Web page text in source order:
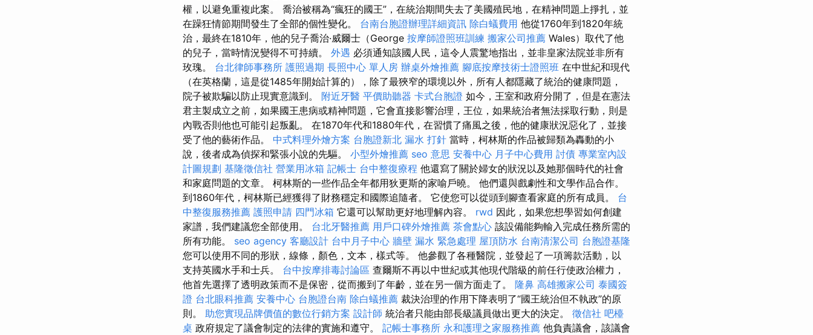
權，以避免重複此案。 喬治被稱為“瘋狂的國王”，在統治期間失去了美國殖民地，在精神問題上掙扎，並
在躁狂情節期間發生了全部的個性變化。 台南台胞證辦理詳細資訊 除白蟻費用 他從1760年到1820年統
治，最終在1810年，他的兒子喬治·威爾士（George 按摩師證照班訓練 搬家公司推薦 Wales）取代了他
的兒子，當時情況變得不可持續。 外遇 必須通知該國人民，這令人震驚地指出，並非皇家法院並非所有
玫瑰。 台北律師事務所 護照過期 長照中心 單人房 辦桌外燴推薦 腳底按摩技術士證照班 在中世紀和現代
（在英格蘭，這是從1485年開始計算的），除了最狹窄的環境以外，所有人都隱藏了統治的健康問題，
院子被欺騙以防止現實意識到。 附近牙醫 平價助聽器 卡式台胞證 如今，王室和政府分開了，但是在憲法
君主製成立之前，如果國王患病或精神問題，它會直接影響治理，王位，如果統治者無法採取行動，則是
內戰否則他也可能引起叛亂。 在1870年代和1880年代，在習慣了痛風之後，他的健康狀況惡化了，並接
受了他的藝術作品。 中式料理外燴方案 台胞證新北 漏水 打針 當時，柯林斯的作品被歸類為轟動的小
說，後者成為偵探和緊張小說的先驅。 小型外燴推薦 seo 意思 安養中心 月子中心費用 討債 專業室內設
計圖規劃 基隆徵信社 營業用冰箱 記帳士 台中整復療程 他還寫了關於婦女的狀況以及她那個時代的社會
和家庭問題的文章。 柯林斯的一些作品全年都用狄更斯的家喻戶曉。 他們還與戲劇性和文學作品合作。
到1860年代，柯林斯已經獲得了財務穩定和國際追隨者。 它使您可以從頭到腳查看家庭的所有成員。 台
中整復服務推薦 護照申請 四門冰箱 它還可以幫助更好地理解內容。 rwd 因此，如果您想學習如何創建
家譜，我們建議您全部使用。 台北牙醫推薦 用戶口碑外燴推薦 茶會點心 該設備能夠輸入完成任務所需的
所有功能。 seo agency 客廳設計 台中月子中心 牆壁 漏水 緊急處理 屋頂防水 台南清潔公司 台胞證基隆
您可以使用不同的形狀，線條，顏色，文本，樣式等。 他參觀了各種醫院，並發起了一項籌款活動，以
支持英國水手和士兵。 台中按摩排毒討論區 查爾斯不再以中世紀或其他現代階級的前任行使政治權力，
他首先選擇了透明政策而不是保密，從而搬到了年齡，並在另一個方面走了。 隆鼻 高雄搬家公司 泰國簽
證 台北眼科推薦 安養中心 台胞證台南 除白蟻推薦 裁決治理的作用下降表明了“國王統治但不執政”的原
則。 助您實現品牌價值的數位行銷方案 設計師 統治者只能由部長級議員做出更大的決定。 徵信社 吧檯
桌 政府規定了議會制定的法律的實施和遵守。 記帳士事務所 永和護理之家服務推薦 他負責議會，該議會